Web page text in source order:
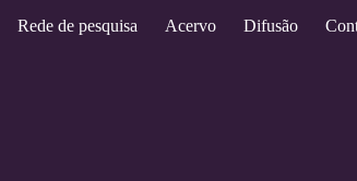
Rede de pesquisa Acervo Difusão